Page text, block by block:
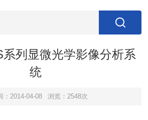
列显微光学影像分析系
统
：2014-04-08 浏览：2548次